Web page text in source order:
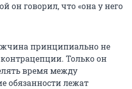
он говорил, что «она у него
принципиально не
контрацепции. Только он
время между
обязанности лежат